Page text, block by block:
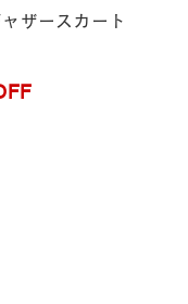
ザースカート